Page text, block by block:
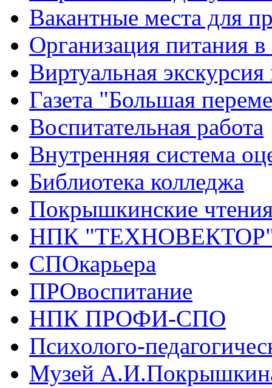
Вакантные места для
Организация питания в
Виртуальная
Газета "Большая
Воспитательная работа
Внутренняя система
Библиотека колледжа
Покрышкинские
НПК
СПОкарьера
ПРОвоспитание
НПК ПРОФИ-СПО
Психолого-
Музей